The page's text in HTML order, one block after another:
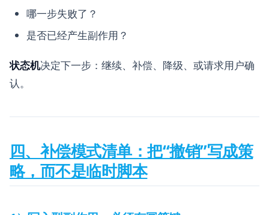
哪一步失败了？
是否已经产生副作用？
状态机决定下一步：继续、补偿、降级、或请求用户确
认。
四、补偿模式清单：把“撤销”写成策
略，而不是临时脚本